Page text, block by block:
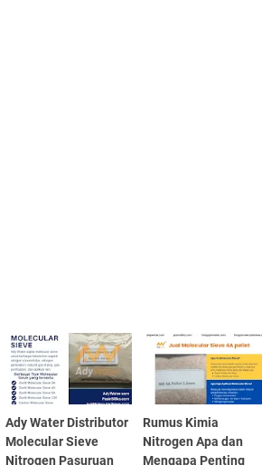
Ady Water Distributor
Molecular Sieve
Nitrogen Pasuruan
Rumus Kimia
Nitrogen Apa dan
Mengapa Penting